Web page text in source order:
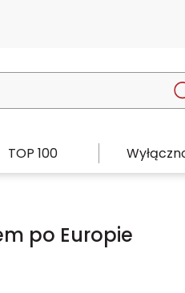
TOP 100
po Europie